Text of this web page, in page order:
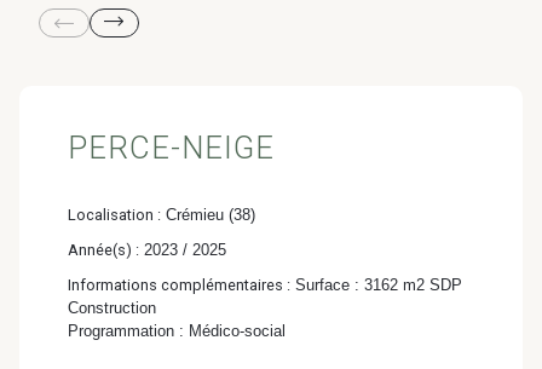
& Transition
Gondwana –
Biodiversité & Génie
Quartier
Pharmaceutique
PERCE-NEIGE
Localisation : Crémieu (38)
Année(s) : 2023 / 2025
Informations complémentaires : Surface : 3162 m2 SDP
Construction
Programmation : Médico-social